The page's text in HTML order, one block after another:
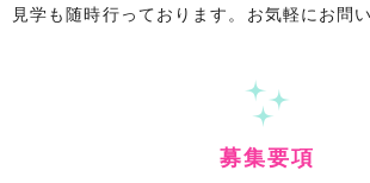
見学も随時行っております。お気軽にお問
募集要項